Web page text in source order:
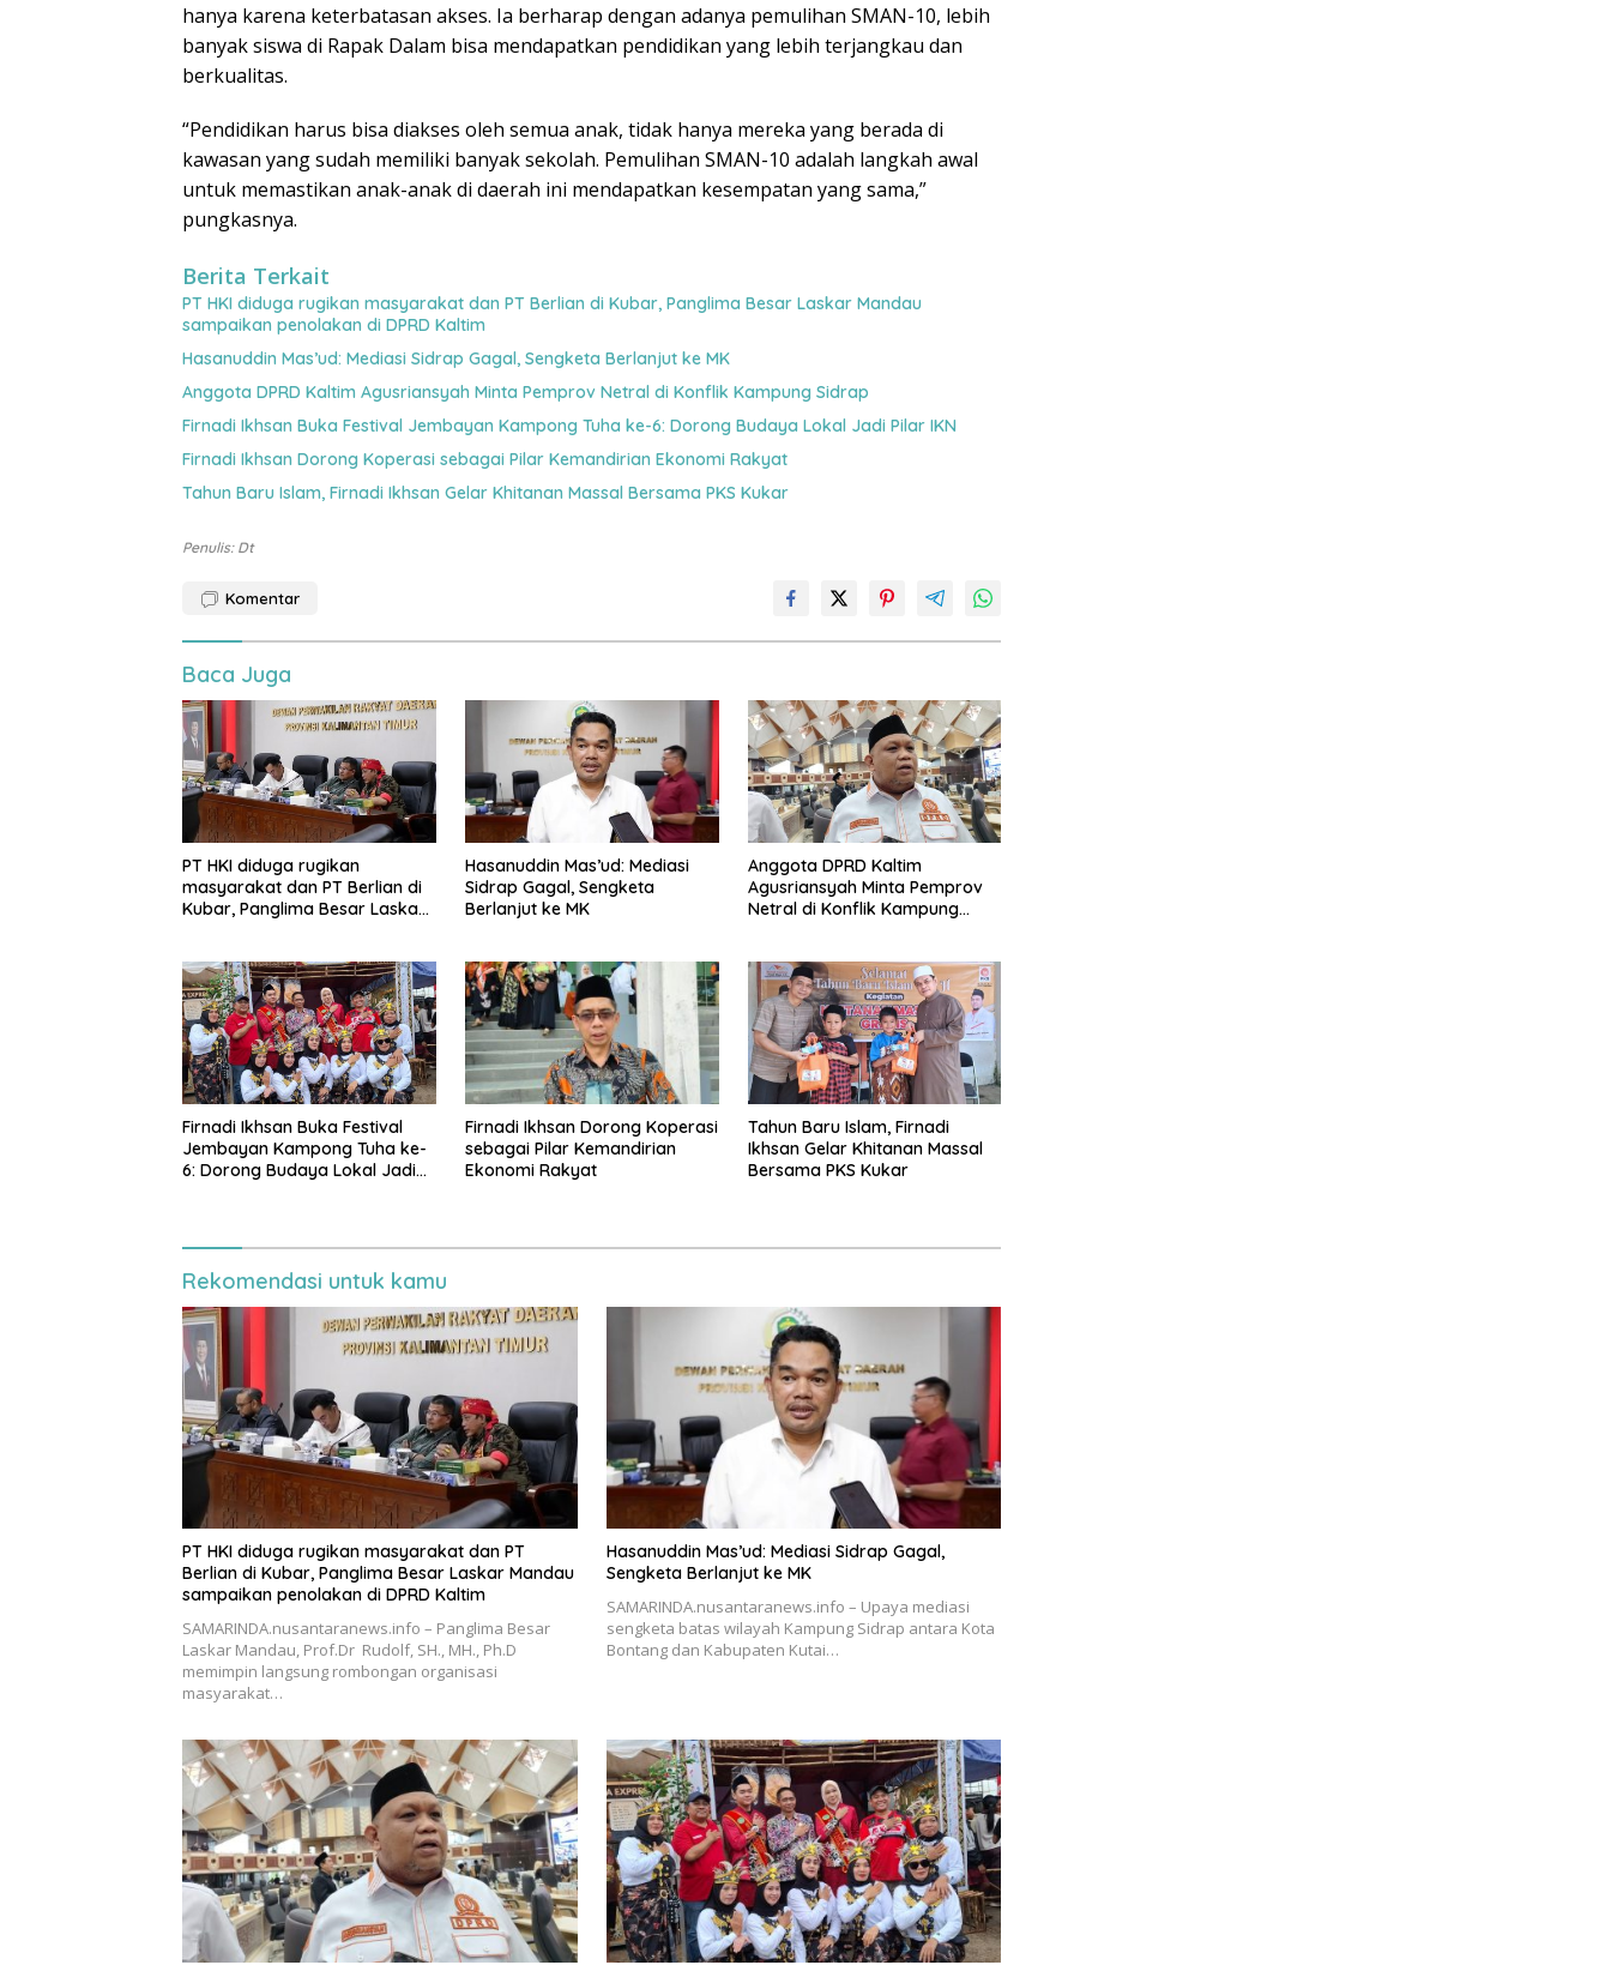
hanya karena keterbatasan akses. Ia berharap dengan adanya pemulihan SMAN-10, lebih
banyak siswa di Rapak Dalam bisa mendapatkan pendidikan yang lebih terjangkau dan
berkualitas.
“Pendidikan harus bisa diakses oleh semua anak, tidak hanya mereka yang berada di
kawasan yang sudah memiliki banyak sekolah. Pemulihan SMAN-10 adalah langkah awal
untuk memastikan anak-anak di daerah ini mendapatkan kesempatan yang sama,”
pungkasnya.
Berita Terkait
PT HKI diduga rugikan masyarakat dan PT Berlian di Kubar, Panglima Besar Laskar Mandau
sampaikan penolakan di DPRD Kaltim
Hasanuddin Mas’ud: Mediasi Sidrap Gagal, Sengketa Berlanjut ke MK
Anggota DPRD Kaltim Agusriansyah Minta Pemprov Netral di Konflik Kampung Sidrap
Firnadi Ikhsan Buka Festival Jembayan Kampong Tuha ke-6: Dorong Budaya Lokal Jadi Pilar IKN
Firnadi Ikhsan Dorong Koperasi sebagai Pilar Kemandirian Ekonomi Rakyat
Tahun Baru Islam, Firnadi Ikhsan Gelar Khitanan Massal Bersama PKS Kukar
Penulis: Dt
Komentar
Baca Juga
PT HKI diduga rugikan
masyarakat dan PT Berlian di
Kubar, Panglima Besar Laskar
Hasanuddin Mas’ud: Mediasi
Sidrap Gagal, Sengketa
Berlanjut ke MK
Anggota DPRD Kaltim
Agusriansyah Minta Pemprov
Netral di Konflik Kampung
Firnadi Ikhsan Buka Festival
Jembayan Kampong Tuha ke-
6: Dorong Budaya Lokal Jadi
Firnadi Ikhsan Dorong Koperasi
sebagai Pilar Kemandirian
Ekonomi Rakyat
Tahun Baru Islam, Firnadi
Ikhsan Gelar Khitanan Massal
Bersama PKS Kukar
Rekomendasi untuk kamu
PT HKI diduga rugikan masyarakat dan PT
Berlian di Kubar, Panglima Besar Laskar Mandau
sampaikan penolakan di DPRD Kaltim
SAMARINDA.nusantaranews.info – Panglima Besar
Laskar Mandau, Prof.Dr Rudolf, SH., MH., Ph.D
memimpin langsung rombongan organisasi
masyarakat…
Hasanuddin Mas’ud: Mediasi Sidrap Gagal,
Sengketa Berlanjut ke MK
SAMARINDA.nusantaranews.info – Upaya mediasi
sengketa batas wilayah Kampung Sidrap antara Kota
Bontang dan Kabupaten Kutai…